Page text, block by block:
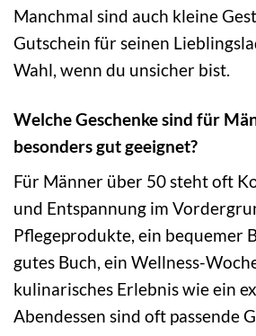
Manchmal sind auch kleine
Gutschein für seinen
Wahl, wenn du unsicher bist.
Welche Geschenke sind für
besonders gut geeignet?
Für Männer über 50 steht oft
und Entspannung im
Pflegeprodukte, ein bequemer
gutes Buch, ein Wellness-
kulinarisches Erlebnis wie ein
Abendessen sind oft passende